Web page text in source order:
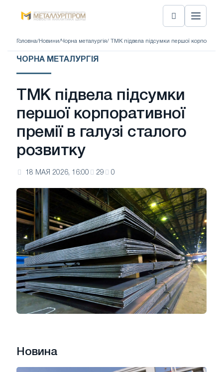
Головна/ Новини/Чорна металургія/ ТМК підвела підсумки першої
ЧОРНА МЕТАЛУРГІЯ
ТМК підвела підсумки
першої корпоративної
премії в галузі сталого
розвитку
18 МАЯ 2026, 16:00 29 0
Новина